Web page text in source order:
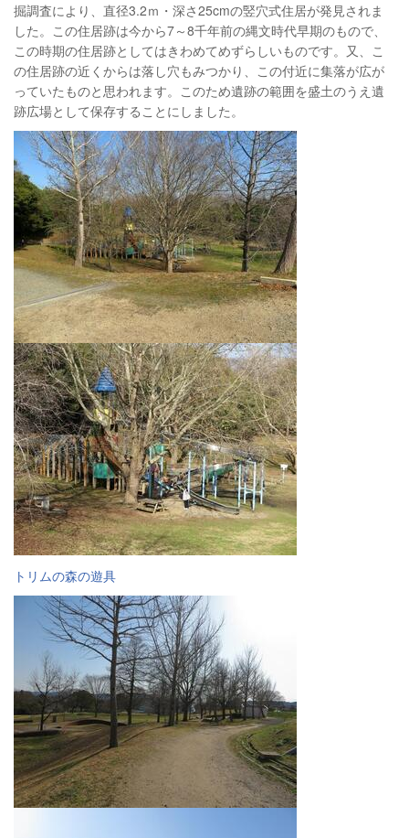
掘調査により、直径3.2ｍ・深さ25cmの竪穴式住居が発見されま
した。この住居跡は今から7～8千年前の縄文時代早期のもので、
この時期の住居跡としてはきわめてめずらしいものです。又、こ
の住居跡の近くからは落し穴もみつかり、この付近に集落が広が
っていたものと思われます。このため遺跡の範囲を盛土のうえ遺
跡広場として保存することにしました。
トリムの森の遊具